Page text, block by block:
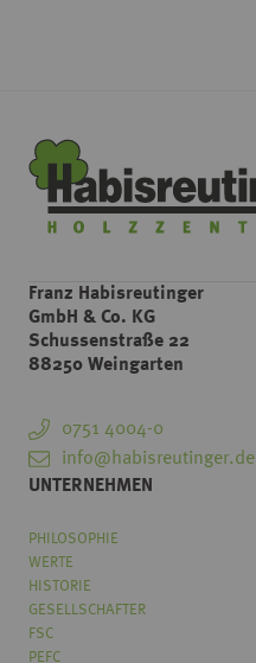
Franz Habisreutinger
GmbH & Co. KG
Schussenstraße 22
88250 Weingarten
0751 4004-0
info@habisreutinger.de
UNTERNEHMEN
PHILOSOPHIE
WERTE
HISTORIE
GESELLSCHAFTER
FSC
PEFC